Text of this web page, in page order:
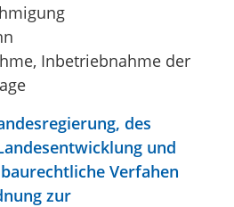
Inbetriebnahme der
des
und
Verfahen
zur